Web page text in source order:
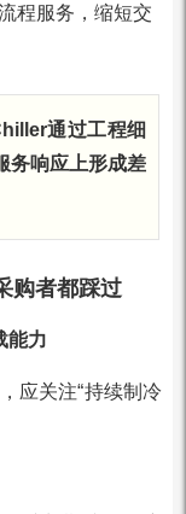
程服务，缩短交
通过工程细
务响应上形成差
购者都踩过
能力
应关注“持续制冷